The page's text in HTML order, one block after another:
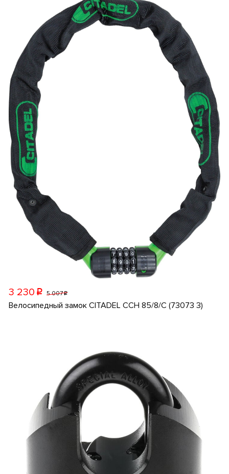
3 230 p 5 007p
Велосипедный замок CITADEL CCH 85/8/C (73073 3)